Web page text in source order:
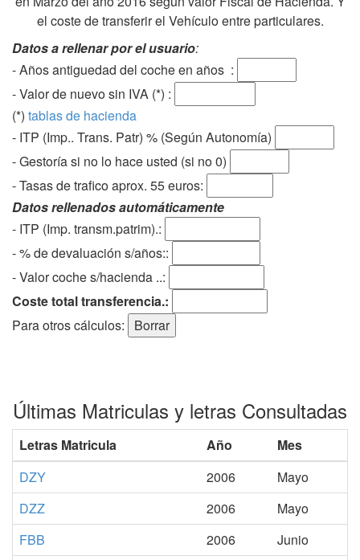
el coste de transferir el Vehículo entre particulares.
Datos a rellenar por el usuario:
- Años antiguedad del coche en años :
- Valor de nuevo sin IVA (*) :
(*) tablas de hacienda
- ITP (Imp.. Trans. Patr) % (Según Autonomía)
- Gestoría si no lo hace usted (si no 0)
-Tasas de trafico aprox. 55 euros:
Datos rellenados automáticamente
- ITP (Imp. transm.patrim).:
- % de devaluación s/años::
- Valor coche s/hacienda ..:
Coste total transferencia.:
Para otros cálculos:
Últimas Matriculas y letras Consultadas
Letras Matricula Año
Mes
DZY
2006
Mayo
DZZ
2006
Mayo
FBB
2006
Junio